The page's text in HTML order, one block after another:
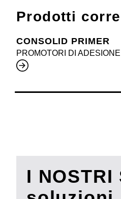
I NOSTRI
Prodotti
CONSOLID PRIMER
PROMOTORI DI